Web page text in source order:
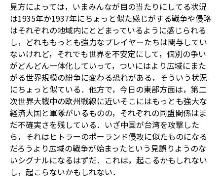
見方によっては，いまみんなが目の当たりにしてる状況
は1935年か1937年にちょっと似た感じがする――戦争や侵略
はそれぞれの地域内にとどまっているように感じられる
し，どれももっとも強力なプレイヤーたちは関与してい
ないけれど，それでも世界を不安定にして，個別の争い
がどんどん一体化していって，ついにはより広域にまた
がる世界規模の紛争に変わる恐れがある，そういう状況
にちょっと似ている．他方で，今日の東部方面は，第二
次世界大戦中の欧州戦線に近い――そこにはもっとも強大な
経済大国と軍隊がいるものの，それぞれの同盟関係はま
だ不確実さを残している．いざ中国が台湾を攻撃した
ら，それはヒトラーのポーランド侵攻に似たものになる
だろう――より広域の戦争が始まったという見誤りようのな
いシグナルになるはずだ．これは，起こるかもしれない
し，起こらないかもしれない．